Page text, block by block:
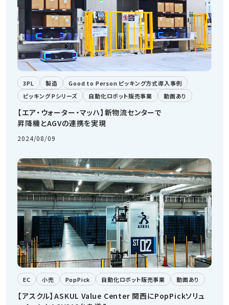
ムービングロボット（工程間搬送）
3PL 製造
Good to Person ピッキング方式導入事例
ピッキング Pシリーズ
自動化ロボット販売事業 動画あり
【エア・ウォーター・マッハ】新物流センターで
昇降機とAGVの連携を実現
2024/08/09
EC 小売 PopPick 自動化ロボット販売事業 動画あり
【アスクル】ASKUL Value Center 関西にPopPickソリュ